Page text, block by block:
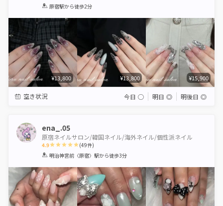
1 2 3 4 5
原宿駅から徒歩2分
¥13,800 ¥13,800 ¥15,900
空き状況 今日 ◯ 明日 ◎ 明後日 ◎
ena_.05
原宿ネイルサロン/韓国ネイル/海外ネイル/個性派ネイル
4.9
1 2 3 4 5
(49件)
明治神宮前〈原宿〉駅から徒歩3分